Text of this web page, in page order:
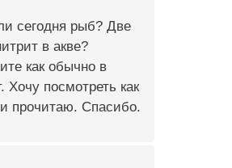
сегодня рыб? Две
в акве?
как обычно в
Хочу посмотреть как
прочитаю. Спасибо.